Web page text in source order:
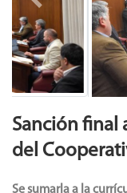
Previous
Sanción final
del